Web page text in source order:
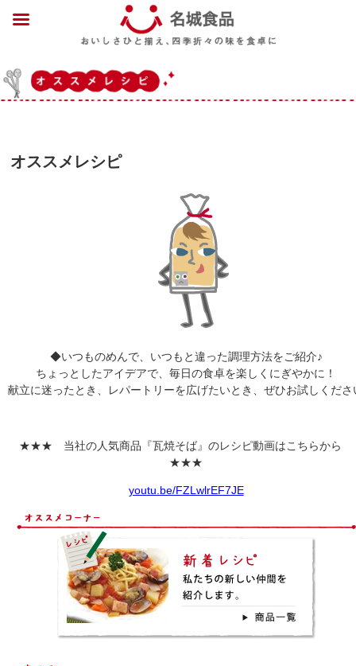
オススメレシピ
◆いつものめんで、いつもと違った調理方法をご紹介♪
ちょっとしたアイデアで、毎日の食卓を楽しくにぎやかに！
献立に迷ったとき、レパートリーを広げたいとき、ぜひお試しくださ
★★★ 当社の人気商品『瓦焼そば』のレシピ動画はこちらから
★★★
youtu.be/FZLwlrEF7JE